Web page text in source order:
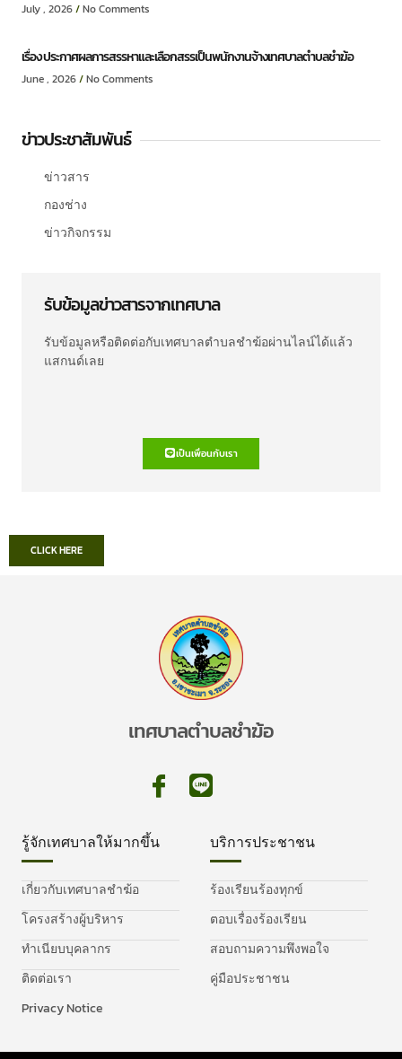
July , 2026 No Comments
เรื่อง ประกาศผลการสรรหาและเลือกสรรเป็นพนักงานจ้างเทศบาลตำบลชำฆ้อ
June , 2026 No Comments
ข่าวประชาสัมพันธ์
ข่าวสาร
กองช่าง
ข่าวกิจกรรม
รับข้อมูลข่าวสารจากเทศบาล
รับข้อมูลหรือติดต่อกับเทศบาลตำบลชำฆ้อผ่านไลน์ได้แล้ว
แสกนด์เลย
เป็นเพื่อนกับเรา
CLICK HERE
เทศบาลตำบลชำฆ้อ
รู้จักเทศบาลให้มากขึ้น
เกี่ยวกับเทศบาลชำฆ้อ
โครงสร้างผู้บริหาร
ทำเนียบบุคลากร
ติดต่อเรา
Privacy Notice
บริการประชาชน
ร้องเรียนร้องทุกข์
ตอบเรื่องร้องเรียน
สอบถามความพึงพอใจ
คู่มือประชาชน